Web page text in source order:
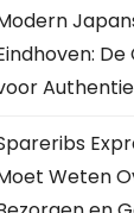
Weten